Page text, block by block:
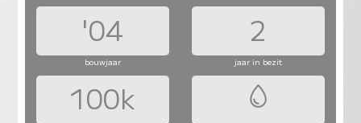
'04 2
bouwjaar jaar in bezit
100k